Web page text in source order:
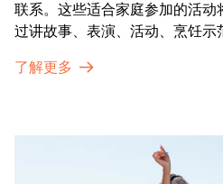
联系。这些适合家庭参加的活动
过讲故事、表演、活动、烹饪示
通过亲身参与和虚拟的治疗圈来
了解更多